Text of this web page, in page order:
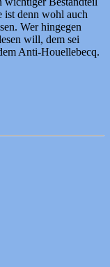
ist denn wohl auch
Wer hingegen
will, dem sei
Anti-Houellebecq.